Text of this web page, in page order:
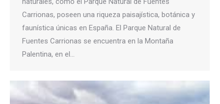
Carrionas, poseen una riqueza paisajística, botánica y
faunística únicas en España. El Parque Natural de
Fuentes Carrionas se encuentra en la Montaña
Palentina, en el…